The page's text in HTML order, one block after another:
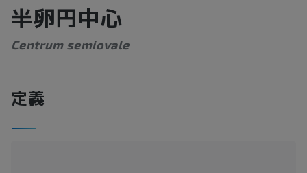
半卵円中心
Centrum semiovale
定義